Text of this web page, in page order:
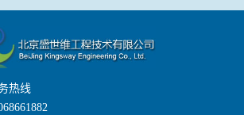
热线